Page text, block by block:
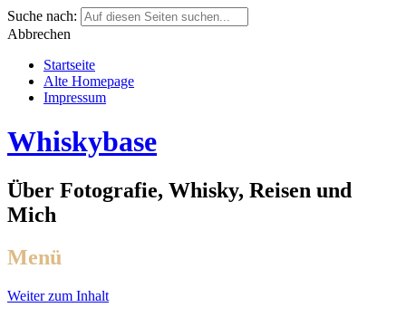
Suche nach:
Abbrechen
Startseite
Alte Homepage
Impressum
Whiskybase
Über Fotografie, Whisky, Reisen und
Mich
Menü
Weiter zum Inhalt